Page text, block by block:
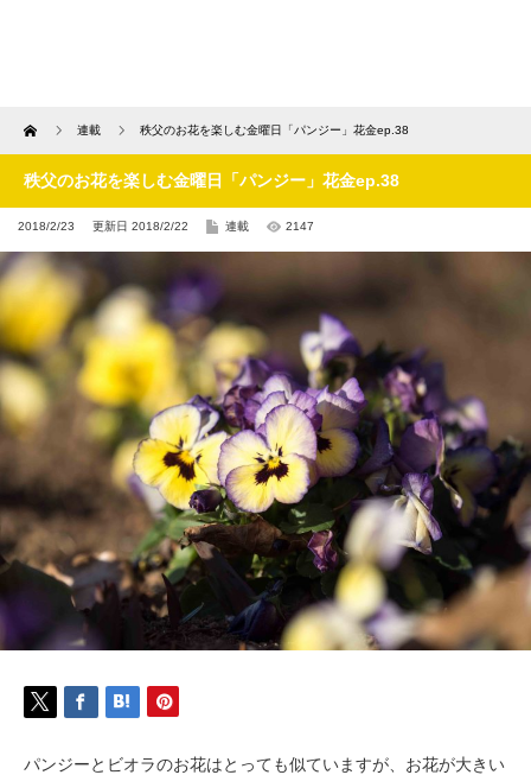
Home 連載 秩父のお花を楽しむ金曜日「パンジー」花金ep.38
秩父のお花を楽しむ金曜日「パンジー」花金ep.38
2018/2/23 更新日 2018/2/22 連載 2147
パンジーとビオラのお花はとっても似ていますが、お花が大きい